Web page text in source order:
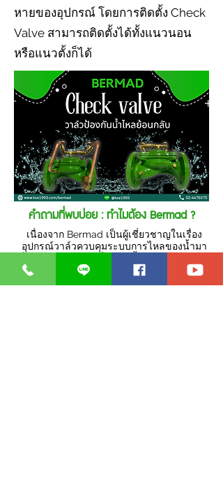
หายของอุปกรณ์ โดยการติดตั้ง Check
Valve สามารถติดตั้งได้ทั้งแนวนอน
หรือแนวตั้งก็ได้
คำถามที่พบบ่อย : ทำไมต้อง Bermad ?
เนื่องจาก Bermad เป็นผู้เชี่ยวชาญในเรื่อง
อุปกรณ์วาล์วควบคุมระบบการไหลของน้ำมา
อายุการใช้งานที่ยาวนาน จึงเป็นที่ยอมรับใน